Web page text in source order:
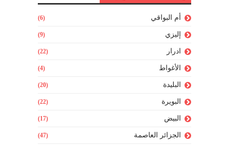
أم البواقي (6)
إليزي (9)
ادرار (22)
الأغواط (4)
البليدة (20)
البويرة (22)
البيض (17)
الجزائر العاصمة (47)